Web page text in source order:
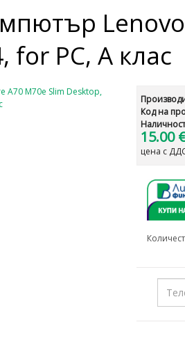
for PC, А клас
Код на
15.00
цена с